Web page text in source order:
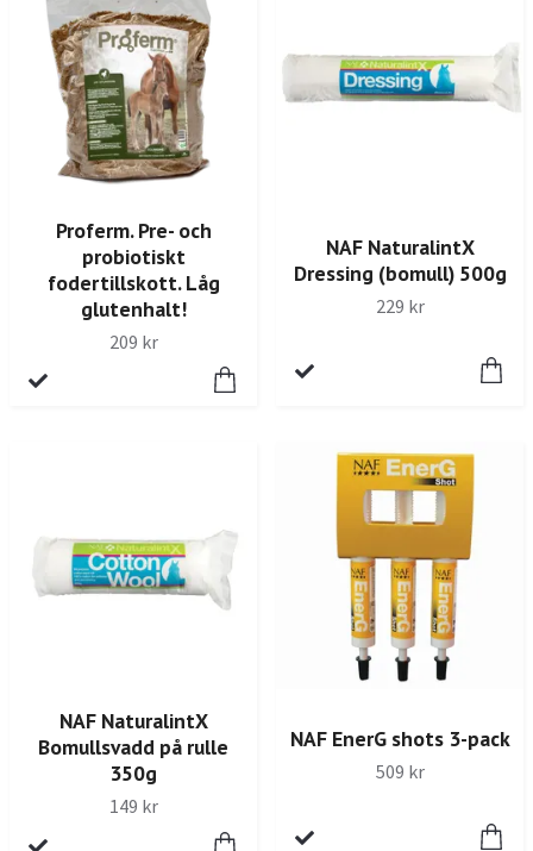
Proferm. Pre- och
probiotiskt
fodertillskott. Låg
glutenhalt!
209 kr
NAF NaturalintX
Dressing (bomull) 500g
229 kr
NAF NaturalintX
Bomullsvadd på rulle
350g
149 kr
NAF EnerG shots 3-pack
509 kr